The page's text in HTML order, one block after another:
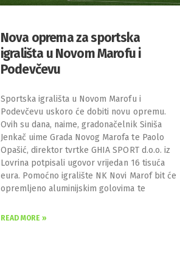
Nova oprema za sportska
igrališta u Novom Marofu i
Podevčevu
Sportska igrališta u Novom Marofu i
Podevčevu uskoro će dobiti novu opremu.
Ovih su dana, naime, gradonačelnik Siniša
Jenkač uime Grada Novog Marofa te Paolo
Opašić, direktor tvrtke GHIA SPORT d.o.o. iz
Lovrina potpisali ugovor vrijedan 16 tisuća
eura. Pomoćno igralište NK Novi Marof bit će
opremljeno aluminijskim golovima te
READ MORE »